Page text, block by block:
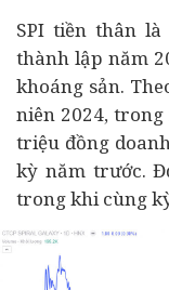
SPI tiền thân
thành lập năm
khoáng sản.
niên 2024,
triệu đồng
kỳ năm trước.
trong khi cùng